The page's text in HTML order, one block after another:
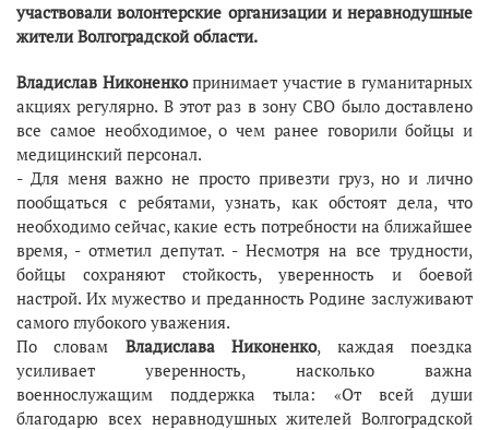
участвовали волонтерские организации и неравнодушные
жители Волгоградской области.
Владислав Никоненкопринимает участие в гуманитарных
акциях регулярно. В этот раз в зону СВО было доставлено
все самое необходимое, о чем ранее говорили бойцы и
медицинский персонал.
- Для меня важно не просто привезти груз, но и лично
пообщаться с ребятами, узнать, как обстоят дела, что
необходимо сейчас, какие есть потребности на ближайшее
время, - отметил депутат. - Несмотря на все трудности,
бойцы сохраняют стойкость, уверенность и боевой
настрой. Их мужество и преданность Родине заслуживают
самого глубокого уважения.
По словам Владислава Никоненко, каждая поездка
усиливает уверенность, насколько важна
военнослужащим поддержка тыла: «От всей души
благодарю всех неравнодушных жителей Волгоградской